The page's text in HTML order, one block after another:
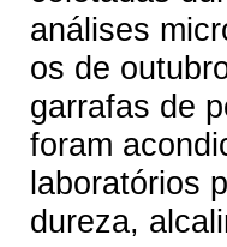
análises
os de
garrafas de
foram
laboratórios
dureza,